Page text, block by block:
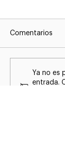
Con
¡Haz
Comentarios
Ya no es
entrada.